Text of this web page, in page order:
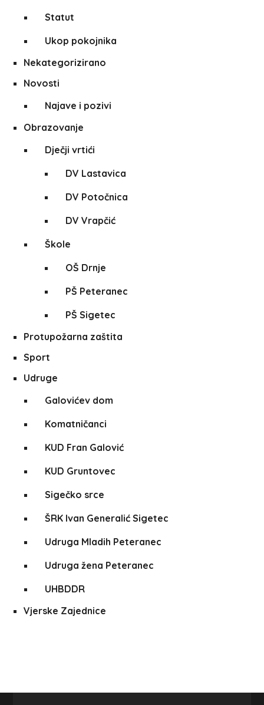
Statut
Ukop pokojnika
Nekategorizirano
Novosti
Najave i pozivi
Obrazovanje
Dječji vrtići
DV Lastavica
DV Potočnica
DV Vrapčić
Škole
OŠ Drnje
PŠ Peteranec
PŠ Sigetec
Protupožarna zaštita
Sport
Udruge
Galovićev dom
Komatničanci
KUD Fran Galović
KUD Gruntovec
Sigečko srce
ŠRK Ivan Generalić Sigetec
Udruga Mladih Peteranec
Udruga žena Peteranec
UHBDDR
Vjerske Zajednice